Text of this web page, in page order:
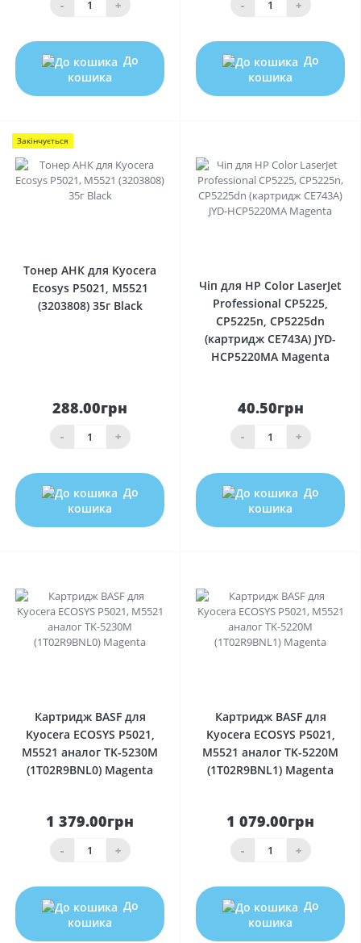
- +
До
кошика
- +
До
кошика
Закінчується
Тонер АНК для Kyocera
Ecosys P5021, M5521
(3203808) 35г Black
288.00грн
- +
До
кошика
Чіп для HP Color LaserJet
Professional CP5225,
CP5225n, CP5225dn
(картридж CE743A) JYD-
HCP5220MA Magenta
40.50грн
- +
До
кошика
Картридж BASF для
Kyocera ECOSYS P5021,
M5521 аналог TK-5230M
(1T02R9BNL0) Magenta
1 379.00грн
- +
До
кошика
Картридж BASF для
Kyocera ECOSYS P5021,
M5521 аналог TK-5220M
(1T02R9BNL1) Magenta
1 079.00грн
- +
До
кошика